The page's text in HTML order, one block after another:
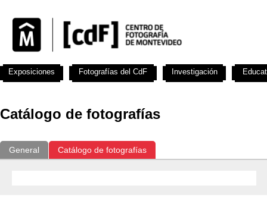
Catálogo de fotografías
General Catálogo de fotografías
Exposiciones Fotografías del CdF Investigación